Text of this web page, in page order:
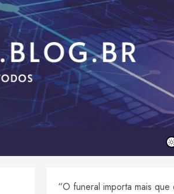
“O funeral importa mais